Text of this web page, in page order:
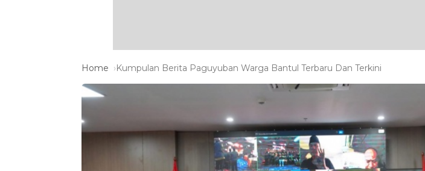
Home Kumpulan Berita Paguyuban Warga Bantul Terbaru Dan Terkini